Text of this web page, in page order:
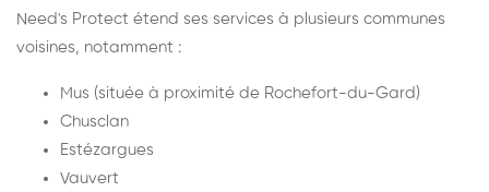
Need's Protect étend ses services à plusieurs communes
voisines, notamment :
Mus (située à proximité de Rochefort-du-Gard)
Chusclan
Estézargues
Vauvert